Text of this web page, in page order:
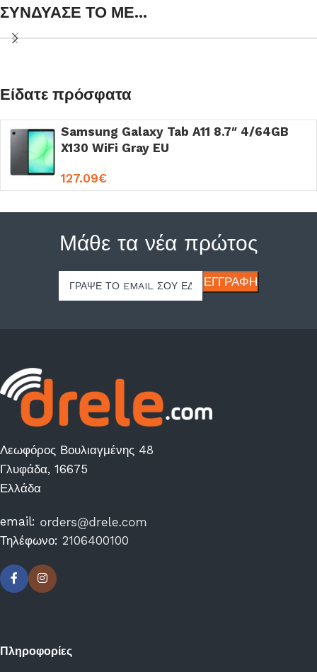
ΣΥΝΔΥΑΣΕ ΤΟ ΜΕ...
Είδατε πρόσφατα
Samsung Galaxy Tab A11 8.7″ 4/64GB
X130 WiFi Gray EU
127.09€
Μάθε τα νέα πρώτος
Λεωφόρος Βουλιαγμένης 48
Γλυφάδα, 16675
Ελλάδα
email:
Τηλέφωνο: 2106400100
Πληροφορίες